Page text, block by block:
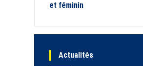
et féminin
Actualités